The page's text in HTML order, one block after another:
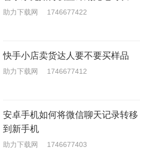
助力下载网 1746677422
快手小店卖货达人要不要买样品
助力下载网 1746677412
安卓手机如何将微信聊天记录转移
到新手机
助力下载网 1746677403